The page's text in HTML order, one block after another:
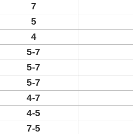
7
5
4
5-7
5-7
5-7
4-7
4-5
7-5